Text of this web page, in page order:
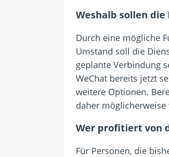
Weshalb sollen
Durch eine mögliche
Umstand soll die
geplante Verbindung
WeChat bereits jetzt
weitere Optionen.
daher
Wer profitiert von
Für Personen, die